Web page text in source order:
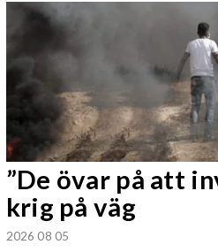
”De övar på att
krig på väg
2026 08 05